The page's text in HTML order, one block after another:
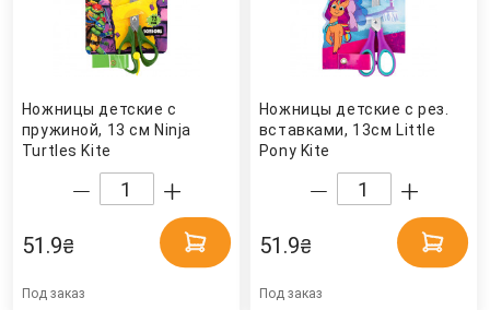
Ножницы детские с
пружиной, 13 см Ninja
Turtles Kite
51.9₴
Под заказ
Ножницы детские с рез.
вставками, 13см Little
Pony Kite
51.9₴
Под заказ